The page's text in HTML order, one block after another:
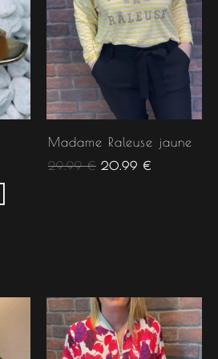
Madame Raleuse jaune
29.99€ 20.99 €